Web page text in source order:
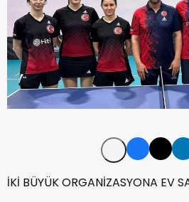
İKİ BÜYÜK ORGANİZASYONA EV